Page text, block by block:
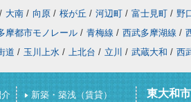
/ 大南 / 向原 / 桜が丘 / 河辺町 / 富士見町 / 野
摩都市モノレール / 青梅線 / 西武多摩湖線 /
道 / 玉川上水 / 上北台 / 立川 / 武蔵大和 / 西
新築・築浅（賃貸） 東大和